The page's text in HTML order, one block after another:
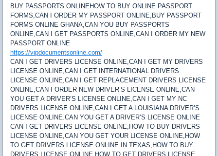
BUY PASSPORTS ONLINEHOW TO BUY ONLINE PASSPORT
FORMS,CAN I ORDER MY PASSPORT ONLINE,BUY PASSPORT
FORMS ONLINE GHANA,CAN YOU BUY PASSPORTS
ONLINE,CAN I GET PASSPORTS ONLINE,CAN I ORDER MY NEW
PASSPORT ONLINE
https://vipdocumentsonline.com/
CAN I GET DRIVERS LICENSE ONLINE,CAN I GET MY DRIVERS
LICENSE ONLINE,CAN I GET INTERNATIONAL DRIVERS
LICENSE ONLINE,CAN I GET REPLACEMENT DRIVERS LICENSE
ONLINE,CAN I ORDER NEW DRIVER’S LICENSE ONLINE,CAN
YOU GET A DRIVER’S LICENSE ONLINE,CAN I GET MY NC
DRIVERS LICENSE ONLINE,CAN I GET A LOUISIANA DRIVER’S
LICENSE ONLINE.CAN YOU GET A DRIVER’S LICENSE ONLINE
CAN I GET DRIVERS LICENSE ONLINE,HOW TO BUY DRIVERS
LICENSE ONLINE,CAN YOU GET YOUR LICENSE ONLINE,HOW
TO GET DRIVERS LICENSE ONLINE IN TEXAS,HOW TO BUY
DRIVERS LICENSE ONLINE,HOW TO GET DRIVERS LICENSE